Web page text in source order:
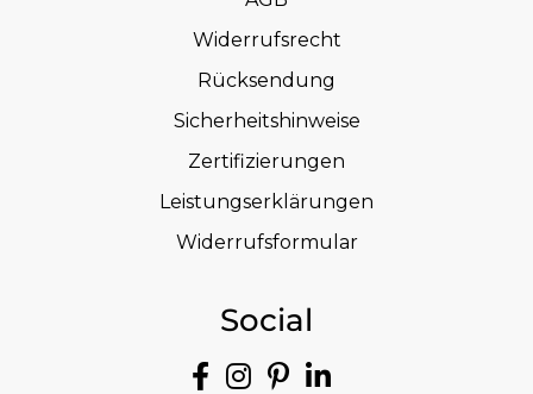
Widerrufsrecht
Rücksendung
Sicherheitshinweise
Zertifizierungen
Leistungserklärungen
Widerrufsformular
Social